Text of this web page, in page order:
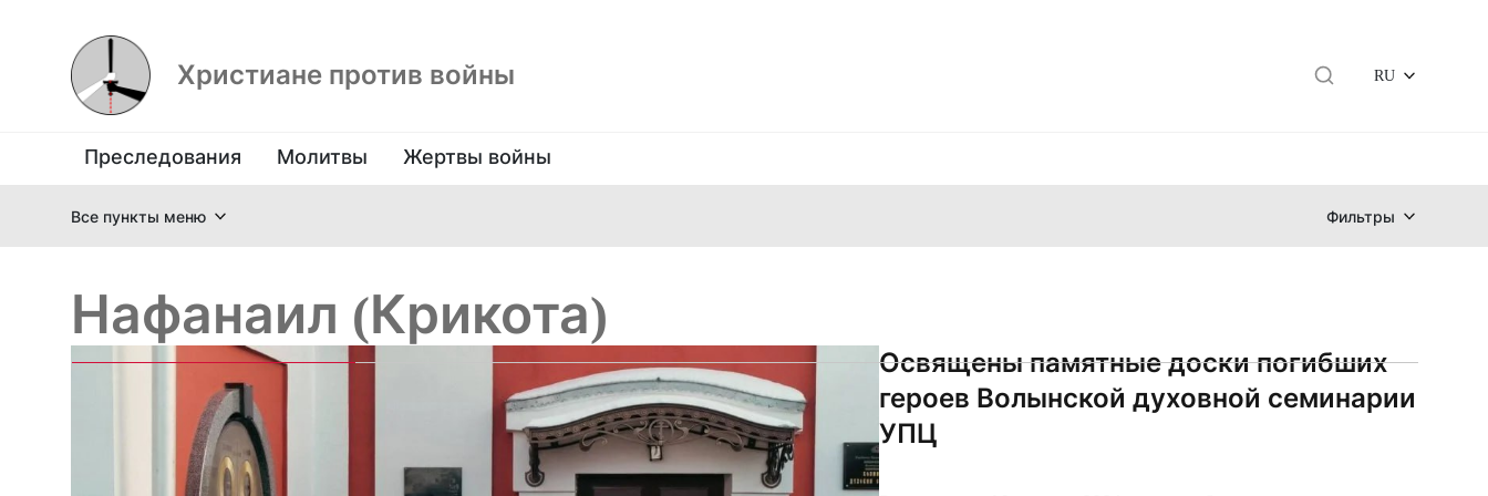
Христиане против войны RU
Преследования Молитвы Жертвы войны
Все пункты меню Фильтры
Нафанаил (Крикота)
Освящены памятные доски погибших
героев Волынской духовной семинарии
УПЦ